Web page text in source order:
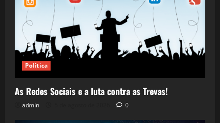
Política
As Redes Sociais e a luta contra as Trevas!
admin 0